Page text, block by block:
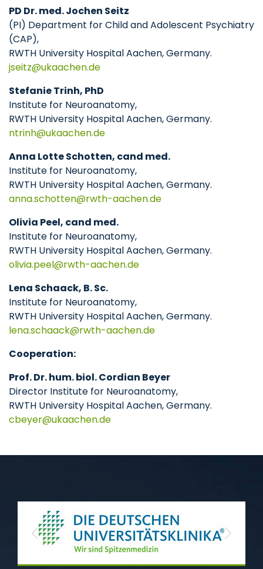
PD Dr. med. Jochen Seitz
(PI) Department for Child and Adolescent Psychiatry
(CAP),
RWTH University Hospital Aachen, Germany.
jseitz
ukaachende
Stefanie Trinh, PhD
Institute for Neuroanatomy,
RWTH University Hospital Aachen, Germany.
ntrinh
ukaachende
Anna Lotte Schotten, cand med.
Institute for Neuroanatomy,
RWTH University Hospital Aachen, Germany.
anna.schotten
rwth-aachende
Olivia Peel, cand med.
Institute for Neuroanatomy,
RWTH University Hospital Aachen, Germany.
olivia.peel
rwth-aachende
Lena Schaack, B. Sc.
Institute for Neuroanatomy,
RWTH University Hospital Aachen, Germany.
lena.schaack
rwth-aachende
Cooperation:
Prof. Dr. hum. biol. Cordian Beyer
Director Institute for Neuroanatomy,
RWTH University Hospital Aachen, Germany.
cbeyer
ukaachende
Previous Next